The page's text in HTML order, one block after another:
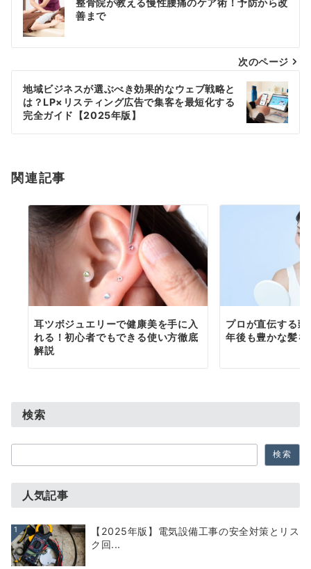
稿
ナ
ビ
ゲ
ー
シ
ン
善まで
次のページ
地域ビジネスが選ぶべき効果的なウェブ戦略と
は？LP×リスティング広告で集客を最短化する
完全ガイド【2025年版】
関連記事
耳ツボジュエリーで健康美を手に入
れる！初心者でもできる使い方徹底
解説
プロが直伝する
年後も豊かな髪
検索
索
検索
人気記事
1
【2025年版】電気設備工事の安全対策とリス
ク回...